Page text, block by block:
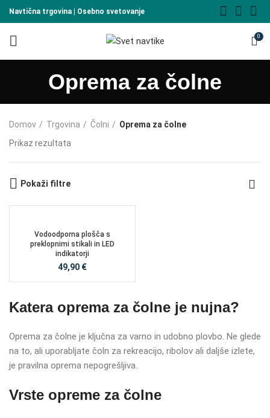
Navtična trgovina | Osebno svetovanje
0
Oprema za čolne
Domov Trgovina Čolni
Oprema za čolne
Prikaz rezultata
Pokaži filtre
Vodoodporna plošča s
preklopnimi stikali in LED
indikatorji
49,90 €
Katera oprema za čolne je nujna?
Oprema za čolne je ključna za varno in udobno plovbo. Ne glede
na to, ali uporabljate čoln za rekreacijo, ribolov ali daljše izlete,
je pravilna oprema nepogrešljiva.
Vrste opreme za čolne